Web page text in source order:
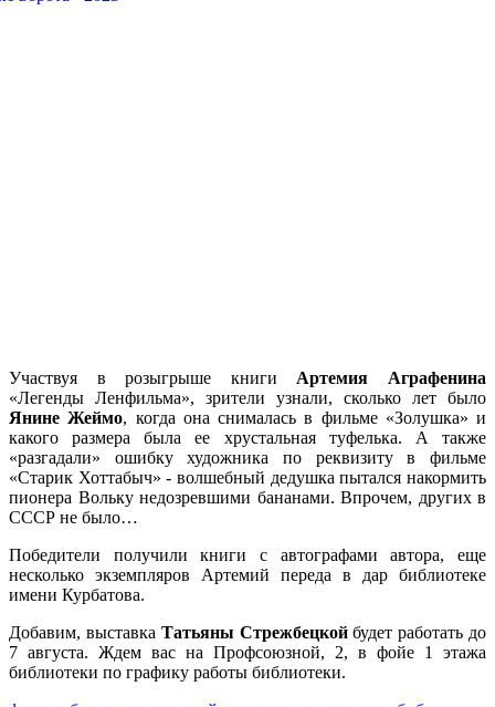
Участвуя в розыгрыше книги Артемия Аграфенина
«Легенды Ленфильма», зрители узнали, сколько лет было
Янине Жеймо, когда она снималась в фильме «Золушка» и
какого размера была ее хрустальная туфелька. А также
«разгадали» ошибку художника по реквизиту в фильме
«Старик Хоттабыч» - волшебный дедушка пытался накормить
пионера Вольку недозревшими бананами. Впрочем, других в
СССР не было…
Победители получили книги с автографами автора, еще
несколько экземпляров Артемий переда в дар библиотеке
имени Курбатова.
Добавим, выставка Татьяны Стрежбецкойбудет работать до
7 августа. Ждем вас на Профсоюзной, 2, в фойе 1 этажа
библиотеки по графику работы библиотеки.